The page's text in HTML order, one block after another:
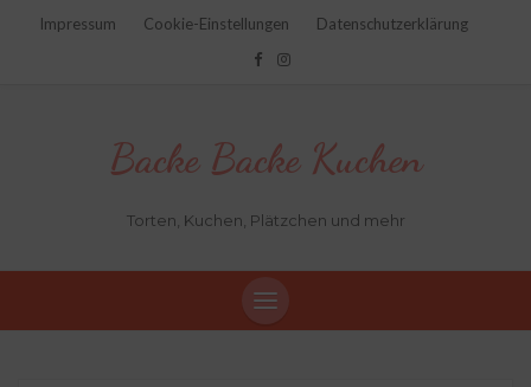
Impressum Cookie-Einstellungen Datenschutzerklärung
Backe Backe Kuchen
Torten, Kuchen, Plätzchen und mehr